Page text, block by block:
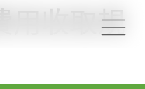
用收取規